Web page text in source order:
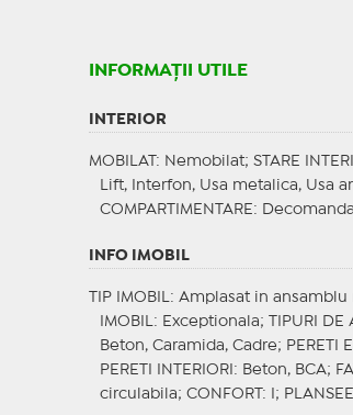
INFORMAŢII UTILE
INTERIOR
MOBILAT : Nemobilat; STARE
Lift, Interfon, Usa metalica, Usa
COMPARTIMENTARE :
INFO IMOBIL
TIP IMOBIL : Amplasat in ansamblu
IMOBIL
: Exceptionala; TIPURI DE
Beton, Caramida, Cadre; PERETI
PERETI INTERIORI : Beton, BCA;
circulabila; CONFORT : I; PLANSEE